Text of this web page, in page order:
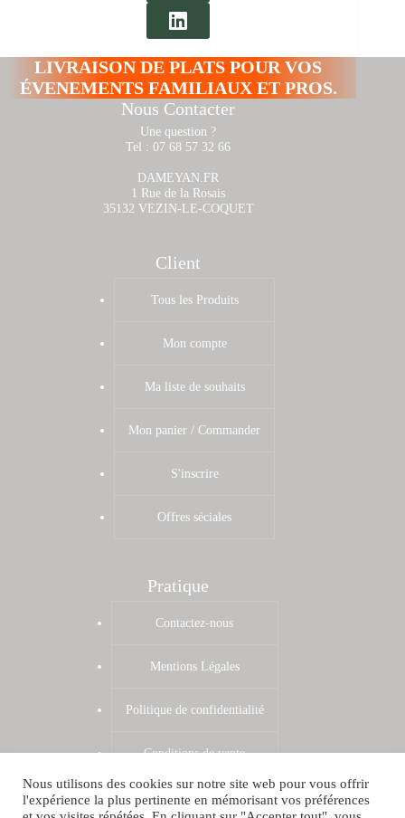
LIVRAISON DE PLATS POUR VOS
ÉVENEMENTS FAMILIAUX ET PROS.
Nous Contacter
Une question ?
Tel : 07 68 57 32 66
DAMEYAN.FR
1 Rue de la Rosais
35132 VEZIN-LE-COQUET
Client
Tous les Produits
Mon compte
Ma liste de souhaits
Mon panier / Commander
S'inscrire
Offres séciales
Pratique
Contactez-nous
Mentions Légales
Politique de confidentialité
Conditions de vente
Zones de livraison
Nous utilisons des cookies sur notre site web pour vous offrir
l'expérience la plus pertinente en mémorisant vos préférences